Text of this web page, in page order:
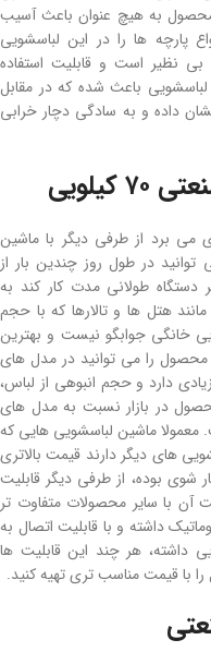
محصول به هیچ عنوان باعث آسیب
پارچه ها را در این لباسشویی
نظیر است و قابلیت استفاده
باعث شده که در مقابل
داده و به سادگی دچار خرابی
برد از طرفی دیگر با ماشین
در طول روز چندین بار از
دستگاه طولانی مدت کار کند به
هتل ها و تالارها که با حجم
خانگی جوابگو نیست و بهترین
را می توانید در مدل های
نیز مزایای زیادی دارد و حجم انبوهی از لباس،
در بازار نسبت به مدل های
متفاوت است. معمولا ماشین لباسشویی هایی که
های دیگر دارند قیمت بالاتری
شوی بوده، از طرفی دیگر قابلیت
آن با سایر محصولات متفاوت تر
داشته و با قابلیت اتصال به
داشته، هر چند این قابلیت ها
با قیمت مناسب تری تهیه کنید.